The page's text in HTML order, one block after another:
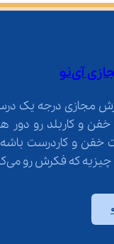
آی‌نو
مجازی درجه یک
از معلم‌‌های خفن و کاربلد
خفن و کاردرست